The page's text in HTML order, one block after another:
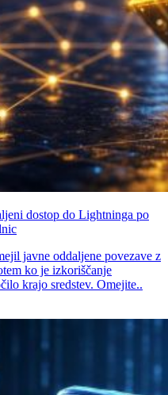
dostop do Lightninga po
javne oddaljene povezave z
ko je izkoriščanje
krajo sredstev. Omejite..